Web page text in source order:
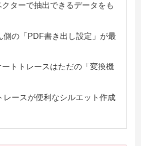
クターで抽出できるデータをも
側の「PDF書き出し設定」が最
ートトレースはただの「変換機
レースが便利なシルエット作成